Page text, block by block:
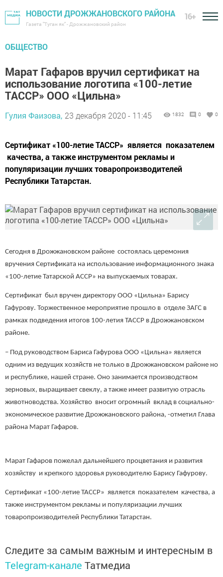
НОВОСТИ ДРОЖЖАНОВСКОГО РАЙОНА
Газета "Туган як" - Дрожжановский район
16+
ОБЩЕСТВО
Марат Гафаров вручил сертификат на
использование логотипа «100-летие
ТАССР» ООО «Цильна»
Гулия Фаизова, 23 декабря 2020 - 11:45 1832 0 0
Сертификат «100-летие ТАССР» является показателем
качества, а также инструментом рекламы и
популяризации лучших товаропроизводителей
Республики Татарстан.
Сегодня в Дрожжановском районе состоялась церемония
вручения Сертификата на использование информационного знака
«100-летие Татарской АССР» на выпускаемых товарах.
Сертификат был вручен директору ООО «Цильна» Барису
Гафурову. Торжественное мероприятие прошло в отделе ЗАГС в
рамках подведения итогов 100-летия ТАССР в Дрожжановском
районе.
– Под руководством Бариса Гафурова ООО «Цильна» является
одним из ведущих хозяйств не только в Дрожжановском районе но
и республике, нашей стране. Оно занимается производством
зерновых, выращивает свеклу, а также имеет развитую отрасль
животноводства. Хозяйство вносит огромный вклад в социально-
экономическое развитие Дрожжановского района, -отметил Глава
района Марат Гафаров.
Марат Гафаров пожелал дальнейшего процветания и развития
хозяйству и крепкого здоровья руководителю Барису Гафурову.
Сертификат «100-летие ТАССР» является показателем качества, а
также инструментом рекламы и популяризации лучших
товаропроизводителей Республики Татарстан.
Следите за самым важным и интересным в
Telegram-канале Татмедиа